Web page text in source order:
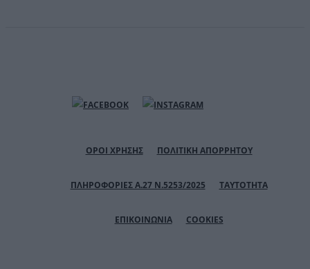
ΟΡΟΙ ΧΡΗΣΗΣ ΠΟΛΙΤΙΚΗ ΑΠΟΡΡΗΤΟΥ
ΠΛΗΡΟΦΟΡΙΕΣ Α.27 Ν.5253/2025 ΤΑΥΤΟΤΗΤΑ
ΕΠΙΚΟΙΝΩΝΙΑ COOKIES